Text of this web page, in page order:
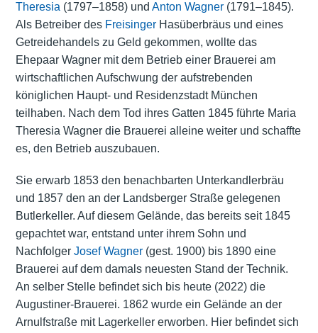
Theresia (1797–1858) und Anton Wagner(1791–1845).
Als Betreiber des FreisingerHasüberbräus und eines
Getreidehandels zu Geld gekommen, wollte das
Ehepaar Wagner mit dem Betrieb einer Brauerei am
wirtschaftlichen Aufschwung der aufstrebenden
königlichen Haupt- und ResidenzstadtMünchen
teilhaben. Nach dem Tod ihres Gatten 1845 führte Maria
Theresia Wagner die Brauerei alleine weiter und schaffte
es, den Betrieb auszubauen.
Sie erwarb 1853 den benachbarten Unterkandlerbräu
und 1857 den an der Landsberger Straße gelegenen
Butlerkeller. Auf diesem Gelände, das bereits seit 1845
gepachtet war, entstand unter ihrem Sohn und
Nachfolger Josef Wagner(gest. 1900) bis 1890 eine
Brauerei auf dem damals neuesten Stand der Technik.
An selber Stelle befindet sich bis heute (2022) die
Augustiner-Brauerei. 1862 wurde ein Gelände an der
Arnulfstraße mit Lagerkeller erworben. Hier befindet sich